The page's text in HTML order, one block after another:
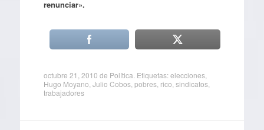
renunciar».
octubre 21, 2010 de Política . Etiquetas:elecciones,
Hugo Moyano Julio Cobos, pobres, rico sindicatos,
trabajadores